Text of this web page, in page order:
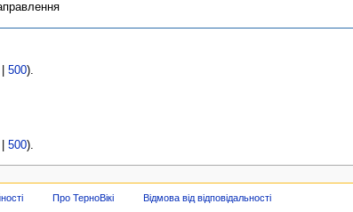
500).
500).
Про ТерноВікі Відмова від відповідальності